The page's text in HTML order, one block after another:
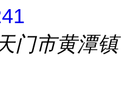
门市黄潭镇